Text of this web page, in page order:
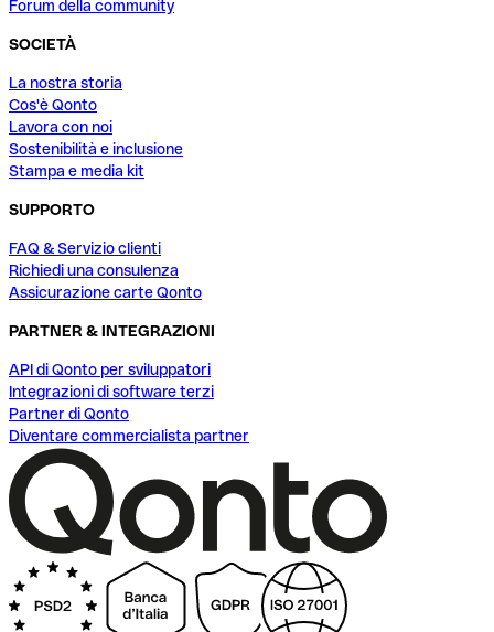
Forum della community
SOCIETÀ
La nostra storia
Cos'è Qonto
Lavora con noi
Sostenibilità e inclusione
Stampa e media kit
SUPPORTO
FAQ & Servizio clienti
Richiedi una consulenza
Assicurazione carte Qonto
PARTNER & INTEGRAZIONI
API di Qonto per sviluppatori
Integrazioni di software terzi
Partner di Qonto
Diventare commercialista partner